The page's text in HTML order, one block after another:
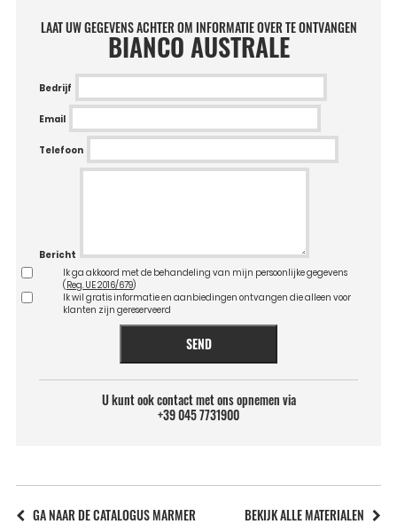
LAAT UW GEGEVENS ACHTER OM INFORMATIE OVER TE ONTVANGEN
BIANCO AUSTRALE
Bedrijf
Email
Telefoon
Bericht
Ik ga akkoord met de behandeling van mijn persoonlijke gegevens
( Reg. UE 2016/679)
Ik wil gratis informatie en aanbiedingen ontvangen die alleen voor
klanten zijn gereserveerd
SEND
U kunt ook contact met ons opnemen via
+39 045 7731900
GA NAAR DE CATALOGUS MARMER BEKIJK ALLE MATERIALEN